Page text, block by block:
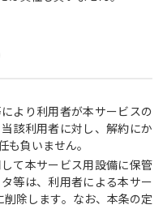
より利用者が本サービスの
該利用者に対し、解約にか
も負いません。
て本サービス用設備に保管
等は、利用者による本サー
除します。なお、本条の定